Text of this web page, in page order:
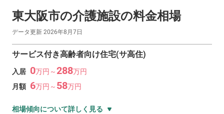
東大阪市の介護施設の料金相場
データ更新 2026年8月7日
サービス付き高齢者向け住宅(サ高住)
入居 0万円～288万円
月額 6万円～ 58万円
相場傾向について詳しく見る